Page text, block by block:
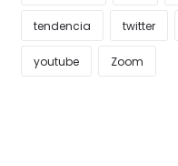
tendencia twitter
youtube Zoom